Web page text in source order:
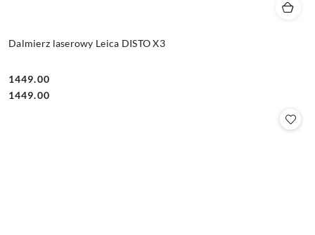
Dalmierz laserowy Leica DISTO X3
Cena:
1449.00
Cena:
1449.00